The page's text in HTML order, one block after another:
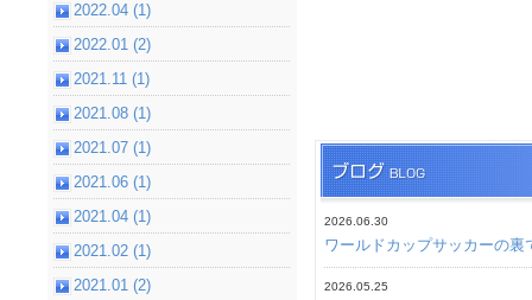
2026.06.30
ワールドカップサッカーの裏
2026.05.25
2022.04 (1)
2022.01 (2)
2021.11 (1)
2021.08 (1)
2021.07 (1)
2021.06 (1)
2021.04 (1)
2021.02 (1)
2021.01 (2)